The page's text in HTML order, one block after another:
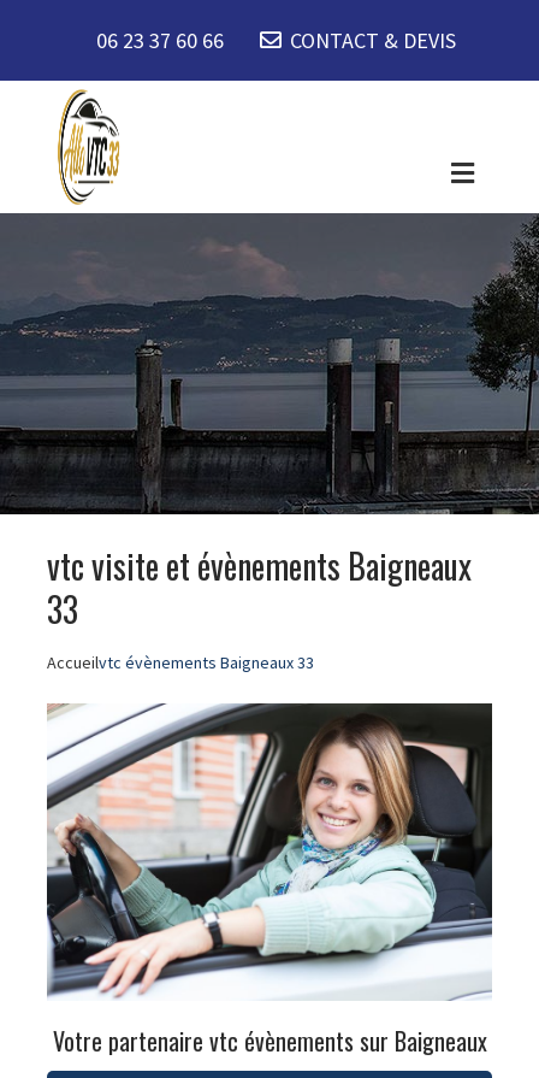
06 23 37 60 66 CONTACT & DEVIS
vtc visite et évènements Baigneaux
33
Accueilvtc évènements Baigneaux 33
Votre partenaire vtc évènements sur Baigneaux